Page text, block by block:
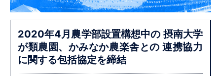
2020年4月農学部設置構想中の 摂南大学
が類農園、かみなか農楽舎との 連携協力
に関する包括協定を締結